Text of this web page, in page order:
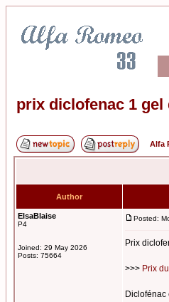
prix diclofenac 1
Alfa
Author
ElsaBlaise
P4
Joined: 29 May 2026
Posts: 75664
Posted:
Prix
>>> Prix